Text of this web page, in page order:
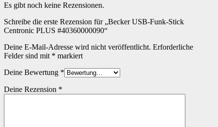
Es gibt noch keine Rezensionen.
Schreibe die erste Rezension für „Becker USB-Funk-Stick
Centronic PLUS #40360000090“
Deine E-Mail-Adresse wird nicht veröffentlicht. Erforderliche
Felder sind mit * markiert
Deine Bewertung *
Deine Rezension *